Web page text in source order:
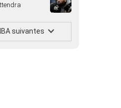
suivantes